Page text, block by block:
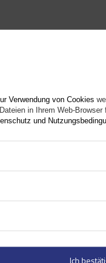
nicht
Verwendung von Cookies
in Ihrem Web-
und
Ich